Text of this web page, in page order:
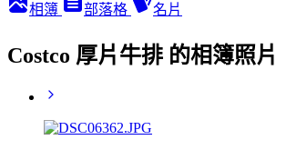
相簿 部落格 名片
Costco 厚片牛排 的相簿照片